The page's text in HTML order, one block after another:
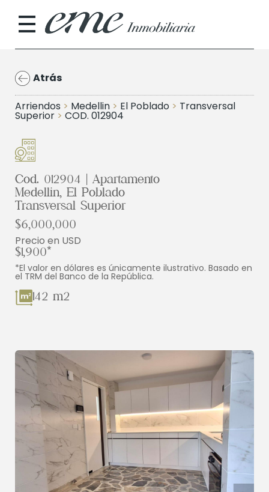
Atrás
Arriendos > Medellin > El Poblado > Transversal
Superior > COD. 012904
Cod. 012904 | Apartamento
Medellin, El Poblado
Transversal Superior
$6,000,000
Precio en USD
$1,900*
*El valor en dólares es únicamente ilustrativo. Basado en
el TRM del Banco de la República.
142 m2